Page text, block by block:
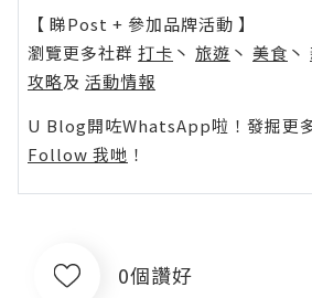
【 睇Post + 參加品牌活動 】
瀏覽更多社群 打卡 丶 旅遊 丶 美食 丶
攻略及 活動情報
U Blog開咗WhatsApp啦！發掘更
Follow 我哋 ！
0個讚好